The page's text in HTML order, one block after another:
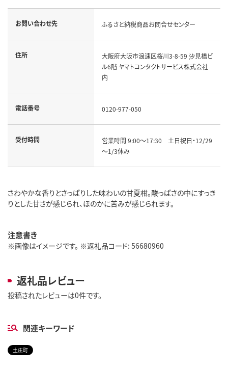
お問い合わせ先 ふるさと納税商品お問合せセンター
住所
大阪府大阪市浪速区桜川3-8-59 汐見橋ビ
ル6階 ヤマトコンタクトサービス株式会社
内
電話番号 0120-977-050
受付時間
営業時間 9:00～17:30 土日祝日・12/29
～1/3休み
さわやかな香りとさっぱりした味わいの甘夏柑。酸っぱさの中にすっき
りとした甘さが感じられ、ほのかに苦みが感じられます。
注意書き
※画像はイメージです。 ※返礼品コード: 56680960
返礼品レビュー
投稿されたレビューは0件です。
関連キーワード
土庄町